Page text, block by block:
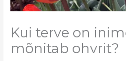
Kui terve on
mõnitab ohvrit?